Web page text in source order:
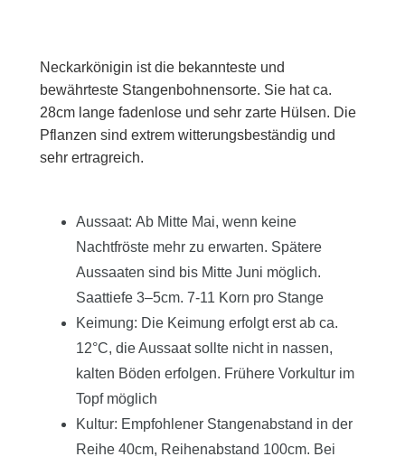
Neckarkönigin ist die bekannteste und
bewährteste Stangenbohnensorte. Sie hat ca.
28cm lange fadenlose und sehr zarte Hülsen. Die
Pflanzen sind extrem witterungsbeständig und
sehr ertragreich.
Aussaat: Ab Mitte Mai, wenn keine
Nachtfröste mehr zu erwarten. Spätere
Aussaaten sind bis Mitte Juni möglich.
Saattiefe 3–5cm. 7-11 Korn pro Stange
Keimung: Die Keimung erfolgt erst ab ca.
12°C, die Aussaat sollte nicht in nassen,
kalten Böden erfolgen. Frühere Vorkultur im
Topf möglich
Kultur: Empfohlener Stangenabstand in der
Reihe 40cm, Reihenabstand 100cm. Bei